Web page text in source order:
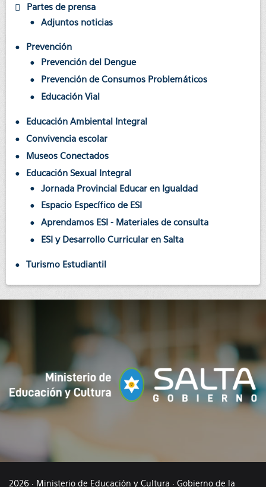
Partes de prensa
Adjuntos noticias
Prevención
Prevención del Dengue
Prevención de Consumos Problemáticos
Educación Vial
Educación Ambiental Integral
Convivencia escolar
Museos Conectados
Educación Sexual Integral
Jornada Provincial Educar en Igualdad
Espacio Específico de ESI
Aprendamos ESI - Materiales de consulta
ESI y Desarrollo Curricular en Salta
Turismo Estudiantil
2026 · Ministerio de Educación y Cultura · Gobierno de la